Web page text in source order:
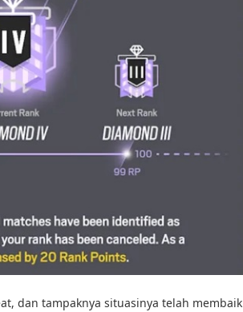
dan tampaknya situasinya telah membaik